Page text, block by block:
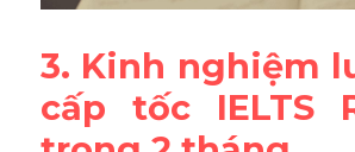
3. Kinh nghiệm
cấp tốc IELTS